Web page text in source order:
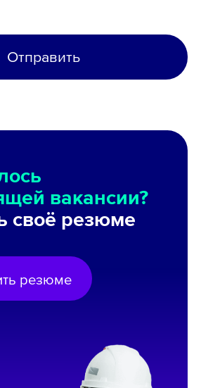
Отправить
вакансии?
своё резюме
резюме